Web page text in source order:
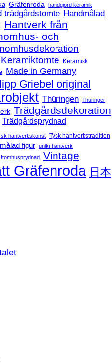
Gräfenroda handgjord keramik
trädgårdstomte Handmålad
Hantverk från
och
Keramiktomte
Keramisk
Made in Germany
Griebel original
Thüringen Thüringer
Trädgårdsdekoration
Trädgårdsprydnad
hantverkskonst Tysk hantverkstradition
figur unikt hantverk
Vintage
Gräfenroda 日本